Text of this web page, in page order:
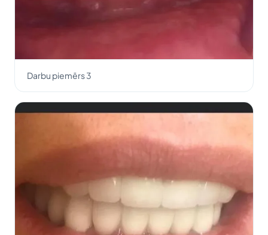
Darbu piemērs 3